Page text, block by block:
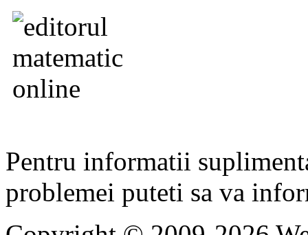
Pentru informatii
problemei puteti sa va